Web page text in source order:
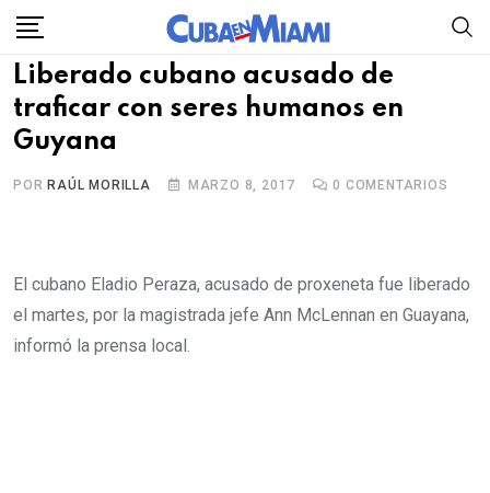
Skip
content
Liberado cubano acusado de
traficar con seres humanos en
Guyana
POR RAÚL MORILLA MARZO 8, 2017 0 COMENTARIOS
El cubano Eladio Peraza, acusado de proxeneta fue liberado
el martes, por la magistrada jefe Ann McLennan en Guayana,
informó la prensa local.